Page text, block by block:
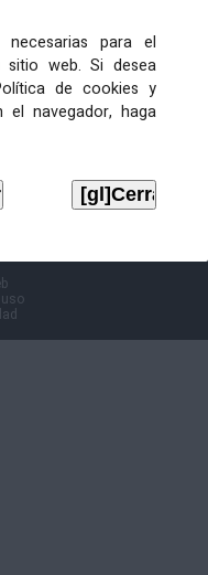
necesarias para el
web. Si desea
de cookies y
el navegador, haga
uso